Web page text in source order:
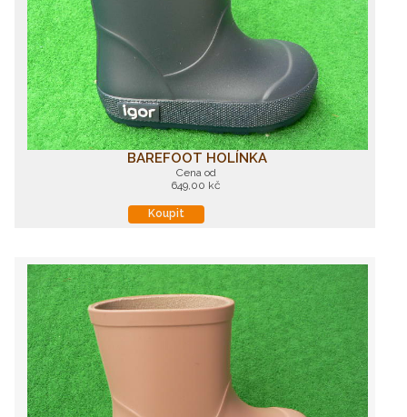
BAREFOOT HOLÍNKA
Cena od
649,00 kč
Koupit